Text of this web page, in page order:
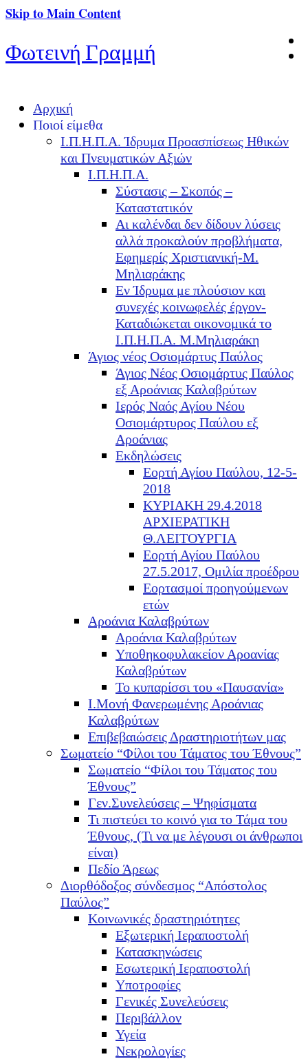
Skip to Main Content
Φωτεινή Γραμμή
Αρχική
Ποιοί είμεθα
Ι.Π.Η.Π.Α. Ίδρυμα Προασπίσεως Ηθικών
και Πνευματικών Αξιών
Ι.Π.Η.Π.Α.
Σύστασις – Σκοπός –
Καταστατικόν
Αι καλένδαι δεν δίδουν λύσεις
αλλά προκαλούν προβλήματα,
Εφημερίς Χριστιανική-Μ.
Μηλιαράκης
Εν Ίδρυμα με πλούσιον και
συνεχές κοινωφελές έργον-
Καταδιώκεται οικονομικά το
Ι.Π.Η.Π.Α. Μ.Μηλιαράκη
Άγιος νέος Οσιομάρτυς Παύλος
Άγιος Νέος Οσιομάρτυς Παύλος
εξ Αροάνιας Καλαβρύτων
Ιερός Ναός Αγίου Νέου
Οσιομάρτυρος Παύλου εξ
Αροάνιας
Εκδηλώσεις
Εορτή Αγίου Παύλου, 12-5-
2018
ΚΥΡΙΑΚΗ 29.4.2018
ΑΡΧΙΕΡΑΤΙΚΗ
Θ.ΛΕΙΤΟΥΡΓΙΑ
Εορτή Αγίου Παύλου
27.5.2017, Ομιλία προέδρου
Εορτασμοί προηγούμενων
ετών
Αροάνια Καλαβρύτων
Αροάνια Καλαβρύτων
Υποθηκοφυλακείον Αροανίας
Καλαβρύτων
Το κυπαρίσσι του «Παυσανία»
Ι.Μονή Φανερωμένης Αροάνιας
Καλαβρύτων
Επιβεβαιώσεις Δραστηριοτήτων μας
Σωματείο “Φίλοι του Τάματος του Έθνους”
Σωματείο “Φίλοι του Τάματος του
Έθνους”
Γεν.Συνελεύσεις – Ψηφίσματα
Τι πιστεύει το κοινό για το Τάμα του
Έθνους, (Τι να με λέγουσι οι άνθρωποι
είναι)
Πεδίο Άρεως
Διορθόδοξος σύνδεσμος “Απόστολος
Παύλος”
Κοινωνικές δραστηριότητες
Εξωτερική Ιεραποστολή
Κατασκηνώσεις
Εσωτερική Ιεραποστολή
Υποτροφίες
Γενικές Συνελεύσεις
Περιβάλλον
Υγεία
Νεκρολογίες